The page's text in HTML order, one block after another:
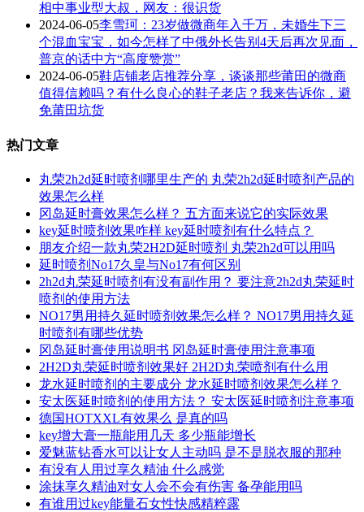
相中事业型大叔，网友：很识货
2024-06-05李雪珂：23岁做微商年入千万，未婚生下三
个混血宝宝，如今怎样了中俄外长告别4天后再次见面，
普京的话中方“高度赞赏”
2024-06-05鞋店铺老店推荐分享，谈谈那些莆田的微商
值得信赖吗？有什么良心的鞋子老店？我来告诉你，避
免莆田坑货
热门文章
丸荣2h2d延时喷剂哪里生产的 丸荣2h2d延时喷剂产品的
效果怎么样
冈岛延时膏效果怎么样？ 五方面来说它的实际效果
key延时喷剂效果咋样 key延时喷剂有什么特点？
朋友介绍一款丸荣2H2D延时喷剂 丸荣2h2d可以用吗
延时喷剂No17久皇与No17有何区别
2h2d丸荣延时喷剂有没有副作用？ 要注意2h2d丸荣延时
喷剂的使用方法
NO17男用持久延时喷剂效果怎么样？ NO17男用持久延
时喷剂有哪些优势
冈岛延时膏使用说明书 冈岛延时膏使用注意事项
2H2D丸荣延时喷剂效果好 2H2D丸荣喷剂有什么用
龙水延时喷剂的主要成分 龙水延时喷剂效果怎么样？
安太医延时喷剂的使用方法？ 安太医延时喷剂注意事项
德国HOTXXL有效果么 是真的吗
key增大膏一瓶能用几天 多少瓶能增长
爱魅蓝钻香水可以让女人主动吗 是不是脱衣服的那种
有没有人用过享久精油 什么感觉
涂抹享久精油对女人会不会有伤害 备孕能用吗
有谁用过key能量石女性快感精粹露